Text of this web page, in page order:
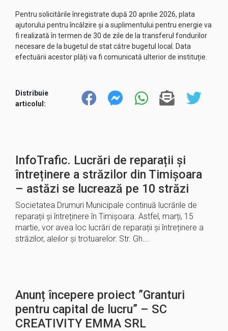
Pentru solicitările înregistrate după 20 aprilie 2026, plata
ajutorului pentru încălzire și a suplimentului pentru energie va
fi realizată în termen de 30 de zile de la transferul fondurilor
necesare de la bugetul de stat către bugetul local. Data
efectuării acestor plăți va fi comunicată ulterior de instituție.
Distribuie
articolul:
InfoTrafic. Lucrări de reparații și
întreținere a străzilor din Timișoara
– astăzi se lucrează pe 10 străzi
Societatea Drumuri Municipale continuă lucrările de
reparații și întreținere în Timișoara. Astfel, marți, 15
martie, vor avea loc lucrări de reparații și întreținere a
străzilor, aleilor și trotuarelor: Str. Gh….
Anunț începere proiect ”Granturi
pentru capital de lucru” – SC
CREATIVITY EMMA SRL